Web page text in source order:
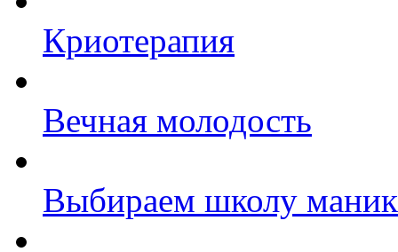
Криотерапия
Вечная молодость
Выбираем школу